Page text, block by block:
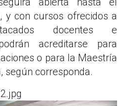
y con cursos ofrecidos a
docentes e
acreditarse para
o para la Maestría
según corresponda.